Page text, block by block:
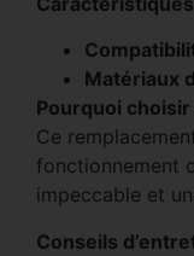
Matériaux
Pourquoi
Ce
fonctionnement
impeccable et
Conseils